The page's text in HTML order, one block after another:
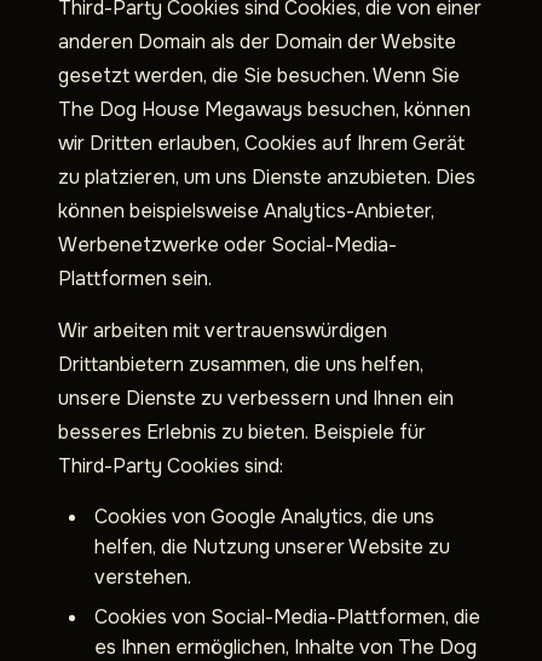
Third-Party Cookies sind Cookies, die von einer
anderen Domain als der Domain der Website
gesetzt werden, die Sie besuchen. Wenn Sie
The Dog House Megaways besuchen, können
wir Dritten erlauben, Cookies auf Ihrem Gerät
zu platzieren, um uns Dienste anzubieten. Dies
können beispielsweise Analytics-Anbieter,
Werbenetzwerke oder Social-Media-
Plattformen sein.
Wir arbeiten mit vertrauenswürdigen
Drittanbietern zusammen, die uns helfen,
unsere Dienste zu verbessern und Ihnen ein
besseres Erlebnis zu bieten. Beispiele für
Third-Party Cookies sind:
Cookies von Google Analytics, die uns
helfen, die Nutzung unserer Website zu
verstehen.
Cookies von Social-Media-Plattformen, die
es Ihnen ermöglichen, Inhalte von The Dog